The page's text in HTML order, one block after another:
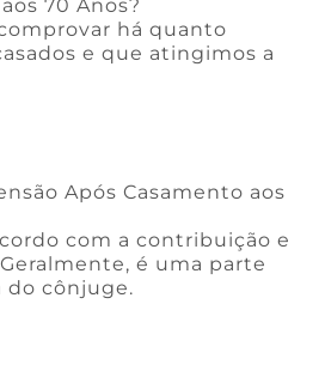
70 Anos?
há quanto
e que atingimos a
Após Casamento aos
com a contribuição e
é uma parte
do cônjuge.